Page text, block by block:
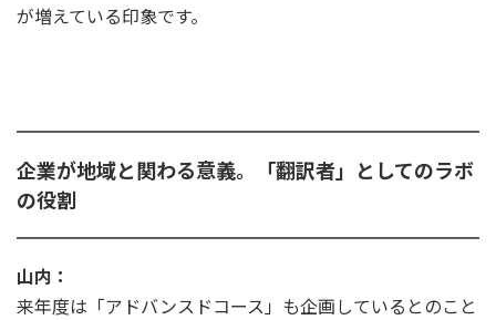
が増えている印象です。
企業が地域と関わる意義。「翻訳者」としてのラボ
の役割
山内：
来年度は「アドバンスドコース」も企画しているとのこと